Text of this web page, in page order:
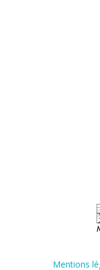
Mentions